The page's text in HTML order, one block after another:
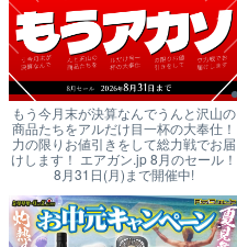
もう今月末が決算なんでうんと沢山の
商品たちをアルだけ目一杯の大奉仕！
力の限りお値引きをして総力戦でお届
けします！ エアガン.jp 8月のセール！
8月31日(月)まで開催中!